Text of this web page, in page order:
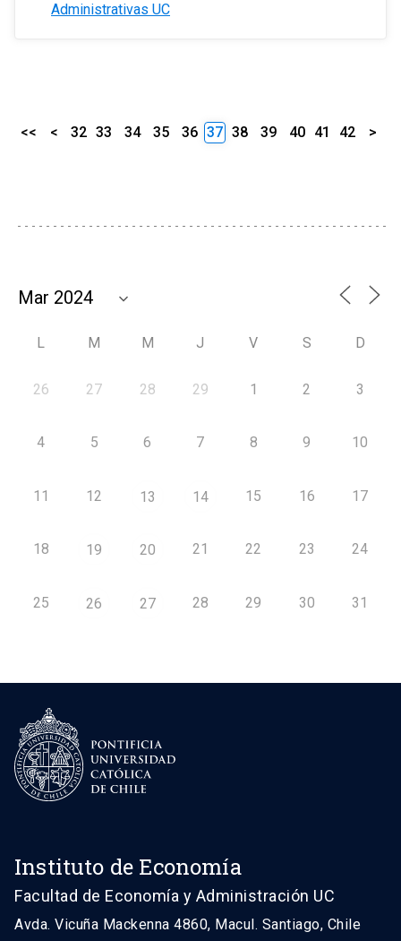
Administrativas UC
<< < 32 33 34 35 36 37 38 39 40 41 42 >
L M M J V S D
26 27 28 29 1 2 3
4 5 6 7 8 9 10
11 12 13 14 15 16 17
18 19 20 21 22 23 24
25 26 27 28 29 30 31
Instituto de Economía
Facultad de Economía y Administración UC
Avda. Vicuña Mackenna 4860, Macul. Santiago, Chile